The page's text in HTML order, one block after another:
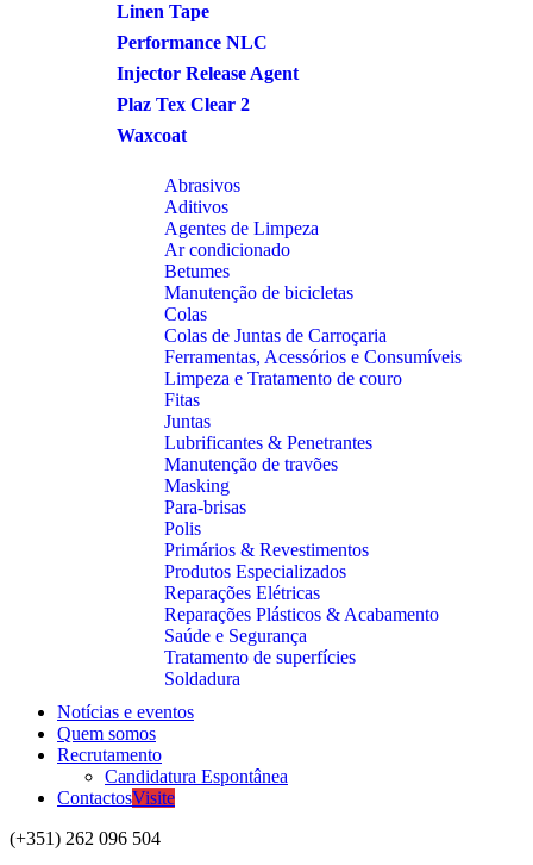
Linen Tape
Performance NLC
Injector Release Agent
Plaz Tex Clear 2
Waxcoat
Abrasivos
Aditivos
Agentes de Limpeza
Ar condicionado
Betumes
Manutenção de bicicletas
Colas
Colas de Juntas de Carroçaria
Ferramentas, Acessórios e Consumíveis
Limpeza e Tratamento de couro
Fitas
Juntas
Lubrificantes & Penetrantes
Manutenção de travões
Masking
Para-brisas
Polis
Primários & Revestimentos
Produtos Especializados
Reparações Elétricas
Reparações Plásticos & Acabamento
Saúde e Segurança
Tratamento de superfícies
Soldadura
Notícias e eventos
Quem somos
Recrutamento
Candidatura Espontânea
ContactosVisite
(+351) 262 096 504